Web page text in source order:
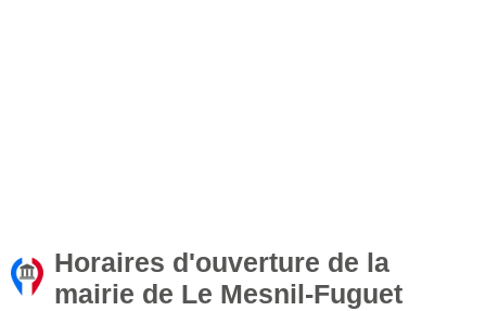
Horaires d'ouverture de la
mairie de Le Mesnil-Fuguet